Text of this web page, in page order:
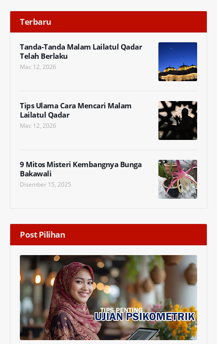
Terbaru
Tanda-Tanda Malam Lailatul Qadar
Telah Berlaku
Mac 12, 2026
Tips Ulama Cara Mencari Malam
Lailatul Qadar
Mac 12, 2026
9 Mitos Misteri Kembangnya Bunga
Bakawali
Disember 15, 2025
Post Pilihan